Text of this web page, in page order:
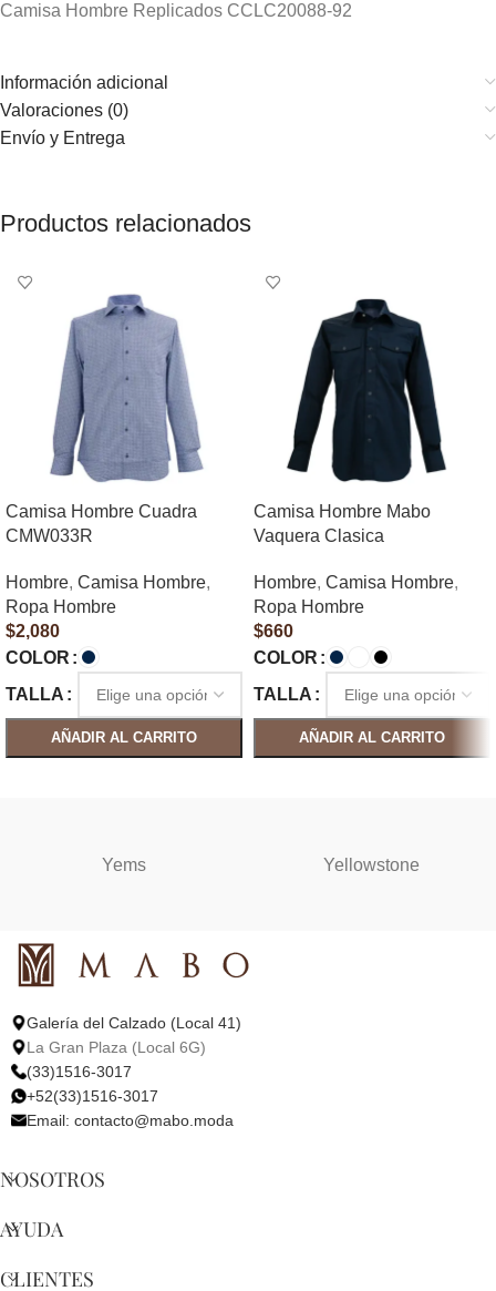
Camisa Hombre Replicados CCLC20088-92
Información adicional
Valoraciones (0)
Envío y Entrega
Productos relacionados
Camisa Hombre Cuadra
CMW033R
Hombre, Camisa Hombre,
Ropa Hombre
$2,080
COLOR
TALLA
AÑADIR AL CARRITO
Camisa Hombre Mabo
Vaquera Clasica
Hombre, Camisa Hombre,
Ropa Hombre
$660
COLOR
TALLA
AÑADIR AL CARRITO
Yems Yellowstone
Galería del Calzado (Local 41)
La Gran Plaza (Local 6G)
(33)1516-3017
+52(33)1516-3017
Email: contacto@mabo.moda
NOSOTROS
AYUDA
CLIENTES